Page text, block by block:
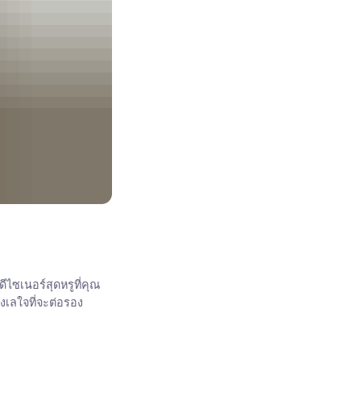
ไซเนอร์สุดหรูที่คุณ
ลใจที่จะต่อรอง